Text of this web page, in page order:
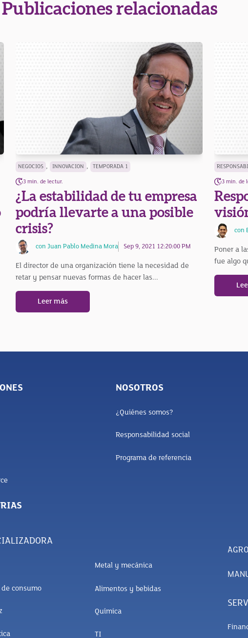
Publicaciones relacionadas
NEGOCIOS , INNOVACION , TEMPORADA 1
3 min. de lectur.
¿La estabilidad de tu empresa
podría llevarte a una posible
crisis?
con Juan Pablo Medina Mora Sep 9, 2021 12:20:00 PM
El director de una organización tiene la necesidad de
retar y pensar nuevas formas de hacer las...
Leer más
3 min. de
con
Poner a
fue algo
NOSOTROS
¿Quiénes somos?
Responsabilidad social
Programa de referencia
consumo
Metal y mecánica
Alimentos y bebidas
Química
TI
AGRO